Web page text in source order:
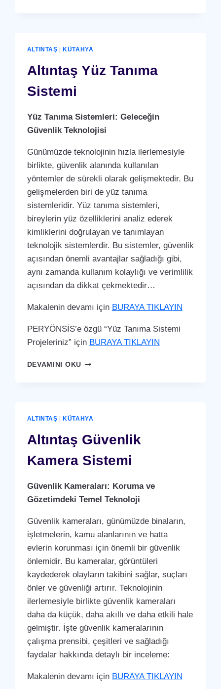
ALTINTAŞ KÜTAHYA
Altıntaş Yüz Tanıma
Sistemi
Yüz Tanıma Sistemleri: Geleceğin
Güvenlik Teknolojisi
Günümüzde teknolojinin hızla ilerlemesiyle
birlikte, güvenlik alanında kullanılan
yöntemler de sürekli olarak gelişmektedir. Bu
gelişmelerden biri de yüz tanıma
sistemleridir. Yüz tanıma sistemleri,
bireylerin yüz özelliklerini analiz ederek
kimliklerini doğrulayan ve tanımlayan
teknolojik sistemlerdir. Bu sistemler, güvenlik
açısından önemli avantajlar sağladığı gibi,
aynı zamanda kullanım kolaylığı ve verimlilik
açısından da dikkat çekmektedir…
Makalenin devamı için BURAYA TIKLAYIN
PERYÖNSİS’e özgü “Yüz Tanıma Sistemi
Projeleriniz” için BURAYA TIKLAYIN
DEVAMINI OKUALTINTAŞ
ALTINTAŞ KÜTAHYA
Altıntaş Güvenlik
Kamera Sistemi
Güvenlik Kameraları: Koruma ve
Gözetimdeki Temel Teknoloji
Güvenlik kameraları, günümüzde binaların,
işletmelerin, kamu alanlarının ve hatta
evlerin korunması için önemli bir güvenlik
önlemidir. Bu kameralar, görüntüleri
kaydederek olayların takibini sağlar, suçları
önler ve güvenliği artırır. Teknolojinin
ilerlemesiyle birlikte güvenlik kameraları
daha da küçük, daha akıllı ve daha etkili hale
gelmiştir. İşte güvenlik kameralarının
çalışma prensibi, çeşitleri ve sağladığı
faydalar hakkında detaylı bir inceleme:
Makalenin devamı için BURAYA TIKLAYIN